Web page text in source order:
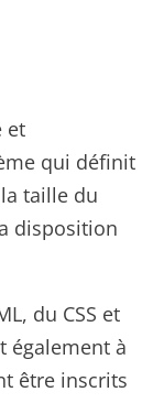
et
qui définit
taille du
disposition
du CSS et
également à
être inscrits